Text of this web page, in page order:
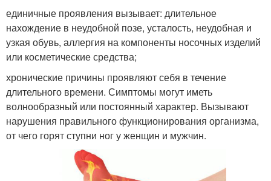
единичные проявления вызывает: длительное
нахождение в неудобной позе, усталость, неудобная и
узкая обувь, аллергия на компоненты носочных изделий
или косметические средства;
хронические причины проявляют себя в течение
длительного времени. Симптомы могут иметь
волнообразный или постоянный характер. Вызывают
нарушения правильного функционирования организма,
от чего горят ступни ног у женщин и мужчин.